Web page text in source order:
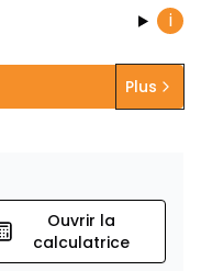
i
Plus
Ouvrir la
calculatrice